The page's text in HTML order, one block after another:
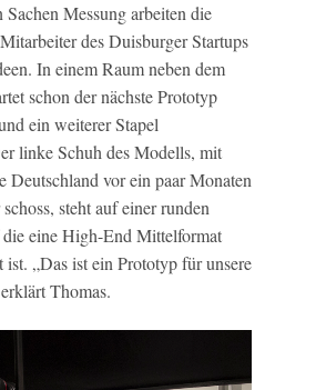
Messung arbeiten die
des Duisburger Startups
In einem Raum neben dem
schon der nächste Prototyp
ein weiterer Stapel
linke Schuh des Modells, mit
Deutschland vor ein paar Monaten
steht auf einer runden
die eine High-End Mittelformat
ist. „Das ist ein Prototyp für unsere
Thomas.